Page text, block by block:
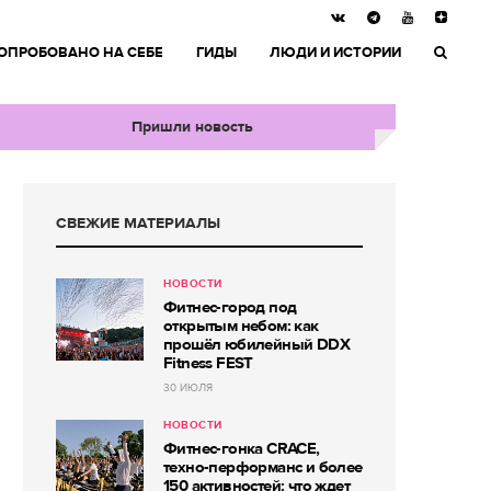
НА СЕБЕ ГИДЫ ЛЮДИ И ИСТОРИИ
Пришли новость
СВЕЖИЕ МАТЕРИАЛЫ
НОВОСТИ
Фитнес-город под
открытым небом: как
прошёл юбилейный DDX
Fitness FEST
30 ИЮЛЯ
НОВОСТИ
Фитнес-гонка CRACE,
техно-перформанс и более
150 активностей: что ждет